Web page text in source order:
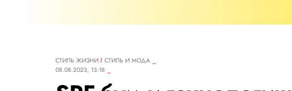
СТИЛЬ ЖИЗНИ
СТИЛЬ И МОДА
08.08.2023, 13:18